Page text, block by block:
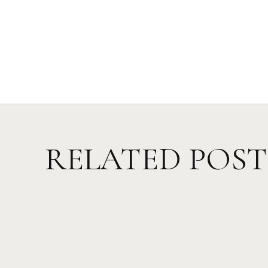
RELATED